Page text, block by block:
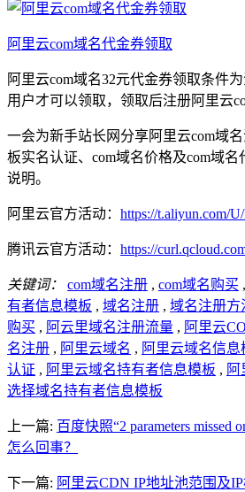
阿里云com域名代金券领取
阿里云com域名32元代金券领取条件
用户才可以领取，领取后注册阿里云
一会为新手站长网分享阿里云com域
板实名认证、com域名价格及com域名
说明。
阿里云官方活动： https://t.aliyun.com/
腾讯云官方活动： https://
关键词： com域名注册 , com域名购买 ,
有者信息模板 , 域名注册 , 域名注册方
购买 , 阿云里域名注册流量 , 阿里云
名注册 , 阿里云域名 , 阿里云域名信息
认证 , 阿里云域名持有者信息模板 ,
选择域名持有者信息模板
上一篇: 百度快照“2 parameters missed
怎么回事？
下一篇: 阿里云CDN IP地址池范围及